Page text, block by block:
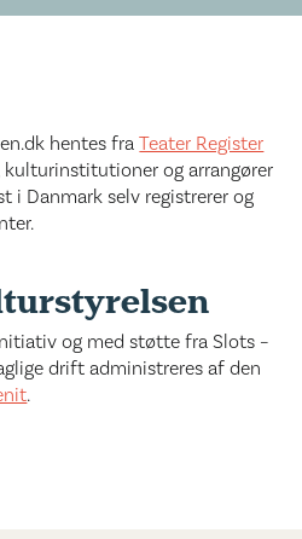
hentes fraTeater Register
kulturinstitutioner og arrangører
i Danmark selv registrerer og
og med støtte fra Slots –
drift administreres af den
.